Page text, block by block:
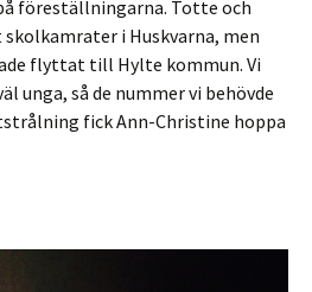
föreställningarna. Totte och
i Huskvarna, men
flyttat till Hylte kommun. Vi
unga, så de nummer vi behövde
fick Ann-Christine hoppa